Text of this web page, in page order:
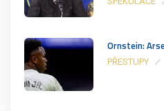
Ornstein:
PŘESTUPY